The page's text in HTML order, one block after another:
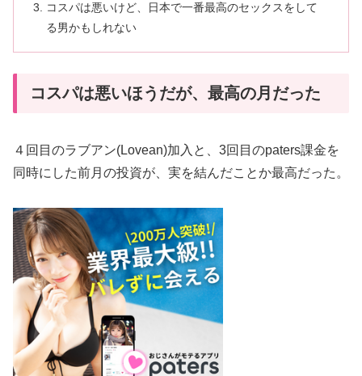
コスパは悪いけど、日本で一番最高のセックスをして
る男かもしれない
コスパは悪いほうだが、最高の月だった
４回目のラブアン(Lovean)加入と、3回目のpaters課金を
同時にした前月の投資が、実を結んだことか最高だった。